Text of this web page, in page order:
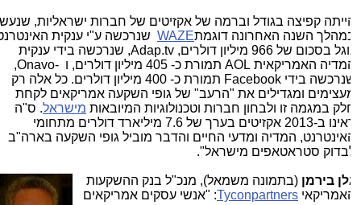
קפיצה בגודל וברמה של אקזיטים של חברות ישראליות, שנעשו
השנה האחרונה דוגמתWAZE שנרכשה ע"י ענקית האינטרנט
בסכום של 966 מיליון דולרים,
,Adap.tvשנרכשה בידי ענקית
האמריקאיתAOLתמורת כ- 405 מיליון דולרים, ו
,Onavo-
בידיFacebook
תמורת כ- 400 מיליון דולרים. כל אלה רק
ומגדילים את "הרעב" של גופי השקעה אמריקאים לקחת
במגמה זו ולבחון חברות וטכנולוגיות המיובאותמישראל. ס"ה
ראינו ב-2013 אקזיטים בערך של 7.6 מיליארד דולרים מתחומי
המדיה ומדעי החיים והדבר מוביל גופי השקעה בארה"ב
סטראטאפים מישראל".
בירמן(בתמונה משמאל), מנכ"ל בנק ההשקעות
Tyconpartners: "אנשי עסקים אמריקאים